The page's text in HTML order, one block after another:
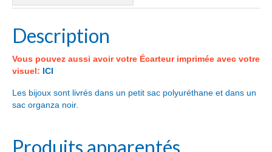
Description
Vous pouvez aussi avoir votre Écarteur imprimée avec votre
visuel: ICI
Les bijoux sont livrés dans un petit sac polyuréthane et dans un
sac organza noir.
Produits apparentés